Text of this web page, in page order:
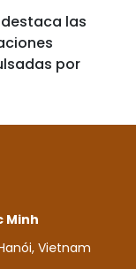
las
por
Minh
Vietnam